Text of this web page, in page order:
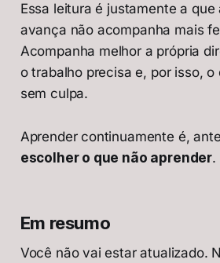
Essa leitura é justamente a que
avança não acompanha mais
Acompanha melhor a própria
o trabalho precisa e, por isso, o
sem culpa.
Aprender continuamente é,
escolher o que não aprender.
Em resumo
Você não vai estar atualizado.